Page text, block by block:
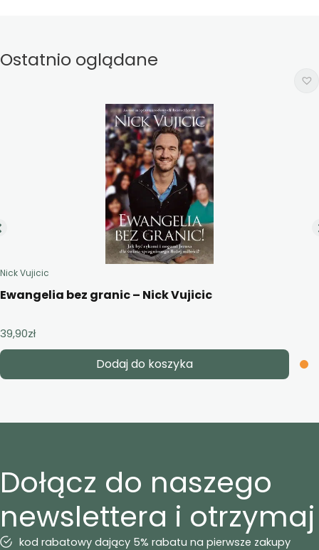
Ostatnio oglądane
Nick Vujicic
Ewangelia bez granic – Nick Vujicic
39,90zł
Dodaj do koszyka
Dołącz do naszego
newslettera i otrzymaj
kod rabatowy dający 5% rabatu na pierwsze zakupy